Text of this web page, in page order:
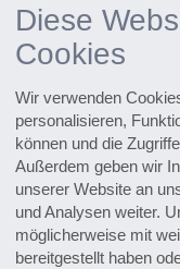
Diese
Cookies
Wir verwenden
personalisieren,
können und die
Außerdem geben wir
unserer Website an
und Analysen weiter.
möglicherweise mit
bereitgestellt haben
Zu den
Zum